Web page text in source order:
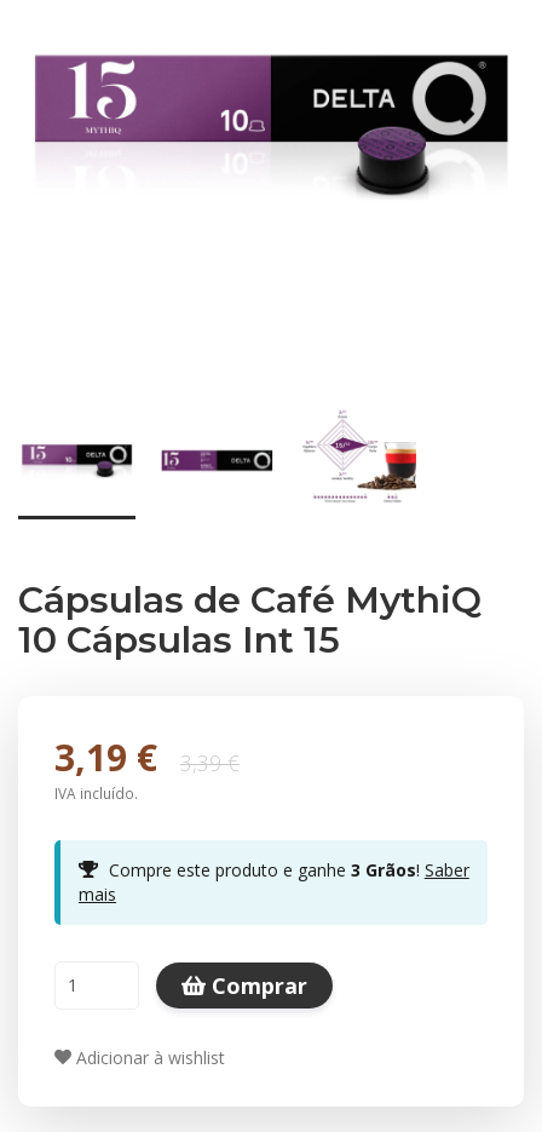
Cápsulas de Café MythiQ
10 Cápsulas Int 15
3,19 € 3,39 €
IVA incluído.
Compre este produto e ganhe 3 Grãos! Saber
mais
Comprar
Adicionar à wishlist